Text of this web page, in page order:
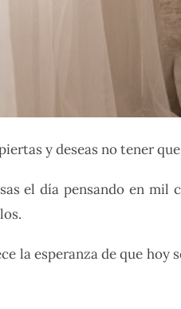
y deseas no tener
el día pensando en mil
la esperanza de que